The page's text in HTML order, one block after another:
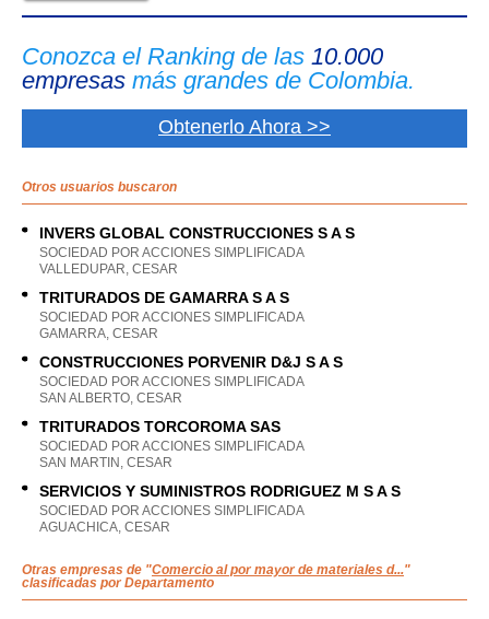
Conozca el Ranking de las 10.000
empresas más grandes de Colombia.
Obtenerlo Ahora >>
Otros usuarios buscaron
INVERS GLOBAL CONSTRUCCIONES S A S
SOCIEDAD POR ACCIONES SIMPLIFICADA
VALLEDUPAR, CESAR
TRITURADOS DE GAMARRA S A S
SOCIEDAD POR ACCIONES SIMPLIFICADA
GAMARRA, CESAR
CONSTRUCCIONES PORVENIR D&J S A S
SOCIEDAD POR ACCIONES SIMPLIFICADA
SAN ALBERTO, CESAR
TRITURADOS TORCOROMA SAS
SOCIEDAD POR ACCIONES SIMPLIFICADA
SAN MARTIN, CESAR
SERVICIOS Y SUMINISTROS RODRIGUEZ M S A S
SOCIEDAD POR ACCIONES SIMPLIFICADA
AGUACHICA, CESAR
Otras empresas de "Comercio al por mayor de materiales d..."
clasificadas por Departamento